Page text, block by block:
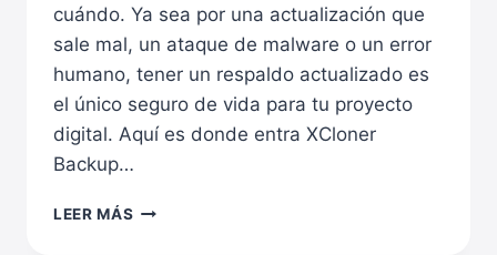
cuándo. Ya sea por una actualización que
sale mal, un ataque de malware o un error
humano, tener un respaldo actualizado es
el único seguro de vida para tu proyecto
digital. Aquí es donde entra XCloner
Backup…
LEER MÁS XCLONER